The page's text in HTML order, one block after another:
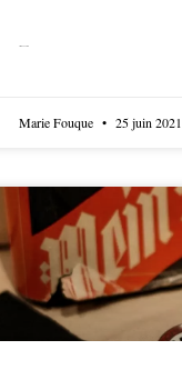
Marie Fouque 25 juin 2021